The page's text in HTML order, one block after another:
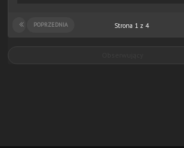
POPRZEDNIA Strona 1 z 4